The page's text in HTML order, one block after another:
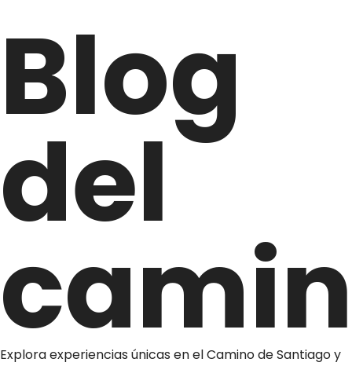
Blog
del
Explora experiencias únicas en el Camino de Santiago y